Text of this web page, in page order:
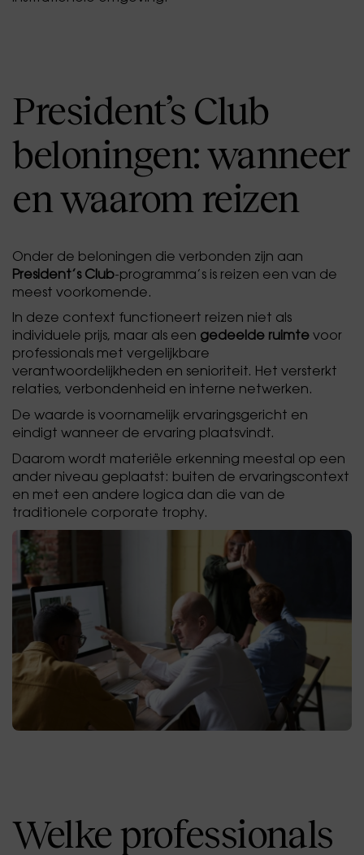
President’s Club
beloningen: wanneer
en waarom reizen
Onder de beloningen die verbonden zijn aan
President’s Club-programma’s is reizen een van de
meest voorkomende.
In deze context functioneert reizen niet als
individuele prijs, maar als een gedeelde ruimte voor
professionals met vergelijkbare
verantwoordelijkheden en senioriteit. Het versterkt
relaties, verbondenheid en interne netwerken.
De waarde is voornamelijk ervaringsgericht en
eindigt wanneer de ervaring plaatsvindt.
Daarom wordt materiële erkenning meestal op een
ander niveau geplaatst: buiten de ervaringscontext
en met een andere logica dan die van de
traditionele corporate trophy.
Welke professionals